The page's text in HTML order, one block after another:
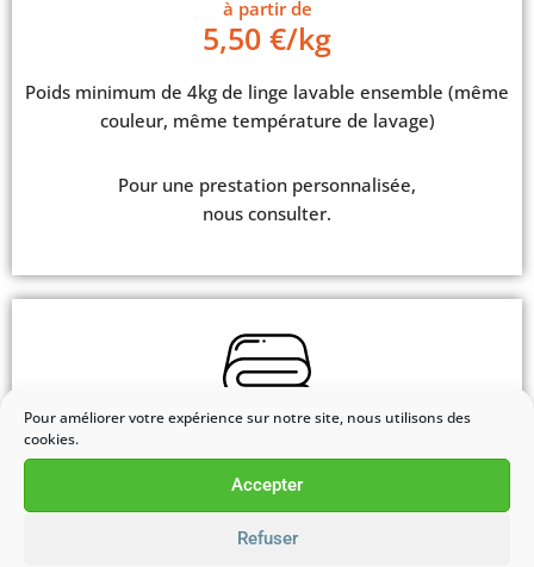
Pour améliorer votre expérience sur notre site, nous utilisons des
cookies.
Accepter
Refuser
à partir de
5,50 €/kg
Poids minimum de 4kg de linge lavable ensemble (même
couleur, même température de lavage)
Pour une prestation personnalisée,
nous consulter.
Vous avez d'autres pièces à
laver ?
Chaussures, vestes, blousons,
combinaisons de ski ?